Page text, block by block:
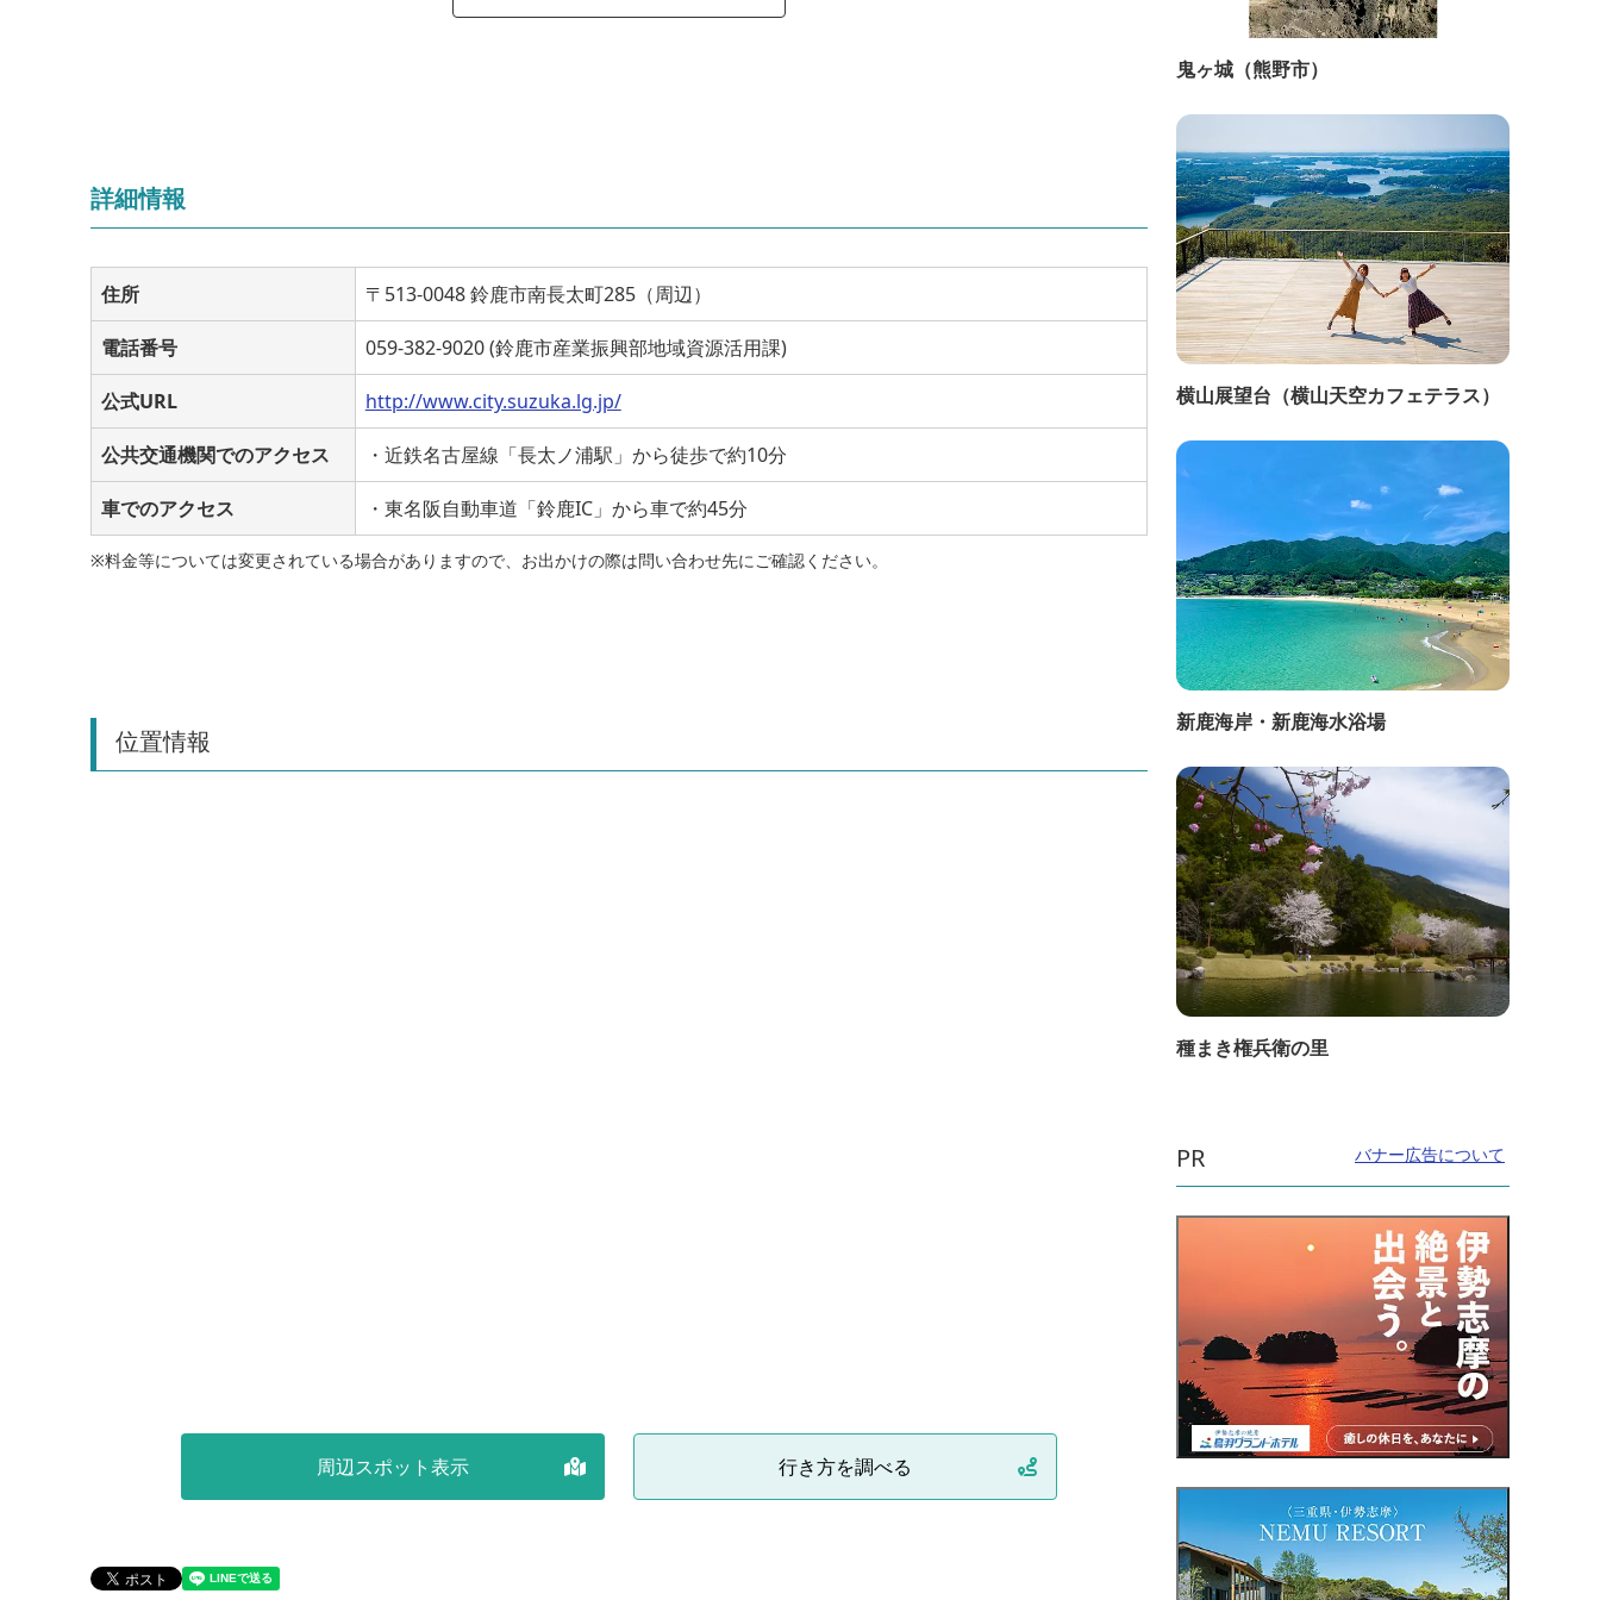
詳細情報
住所 〒513-0048 鈴鹿市南長太町285（周辺）
電話番号 059-382-9020 (鈴鹿市産業振興部地域資源活用課)
公式URL http://www.city.suzuka.lg.jp/
公共交通機関でのアクセス ・近鉄名古屋線「長太ノ浦駅」から徒歩で約10分
車でのアクセス ・東名阪自動車道「鈴鹿IC」から車で約45分
※料金等については変更されている場合がありますので、お出かけの際は問い合わせ先にご確認ください。
位置情報
周辺スポット表示 行き方を調べる
鬼ヶ城（熊野市）
横山展望台（横山天空カフェテラス）
新鹿海岸・新鹿海水浴場
種まき権兵衛の里
PR バナー広告について